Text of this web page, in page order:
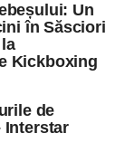
Un
în Săsciori
Kickboxing
de
Interstar